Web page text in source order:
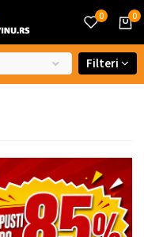
0
0
Filteri